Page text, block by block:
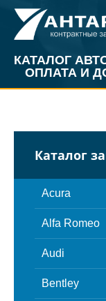
КАТАЛОГ
ОПЛАТА И
Каталог
Acura
Alfa Romeo
Audi
Bentley